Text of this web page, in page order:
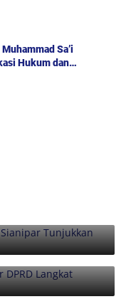
Sa’i
Hukum dan
Surya di Pilgub
Tunjukkan
Langkat Menguat,